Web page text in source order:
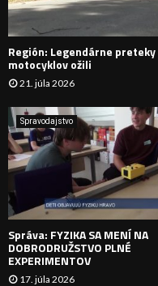
Región: Legendárne preteky
motocyklov ožili
21. júla 2026
Spravodajstvo
Správa: FYZIKA SA MENÍ NA
DOBRODRUŽSTVO PLNÉ
EXPERIMENTOV
17. júla 2026